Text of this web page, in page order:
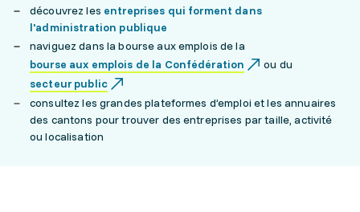
découvrez les entreprises qui forment dans
l'administration publique
naviguez dans la bourse aux emplois de la
bourse aux emplois de la Confédération
ou du
secteur public
consultez les grandes plateformes d’emploi et les annuaires
des cantons pour trouver des entreprises par taille, activité
ou localisation